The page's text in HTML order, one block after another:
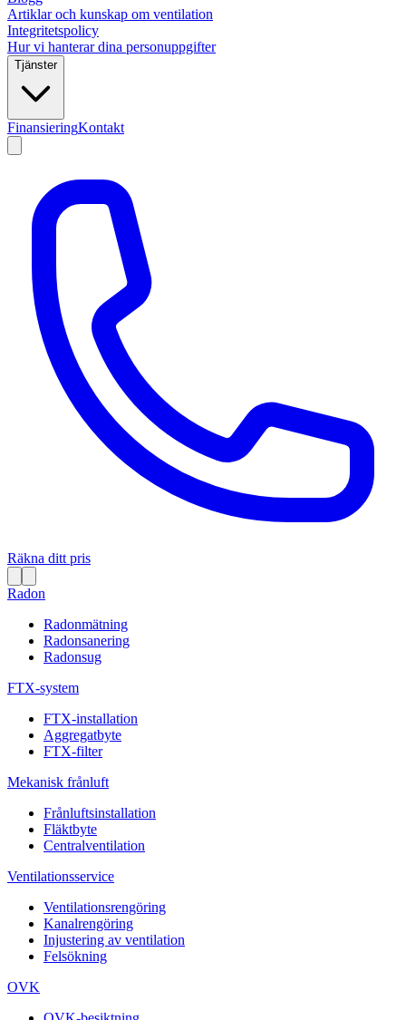
Artiklar och kunskap om ventilation
Integritetspolicy
Hur vi hanterar dina personuppgifter
Tjänster
FinansieringKontakt
Räkna ditt pris
Radon
Radonmätning
Radonsanering
Radonsug
FTX-system
FTX-installation
Aggregatbyte
FTX-filter
Mekanisk frånluft
Frånluftsinstallation
Fläktbyte
Centralventilation
Ventilationsservice
Ventilationsrengöring
Kanalrengöring
Injustering av ventilation
Felsökning
OVK